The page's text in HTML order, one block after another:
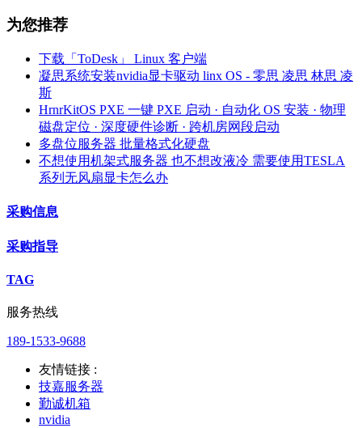
为您推荐
下载「ToDesk」 Linux 客户端
凝思系统安装nvidia显卡驱动 linx OS - 零思 凌思 林思 凌
斯
HrnrKitOS PXE 一键 PXE 启动 · 自动化 OS 安装 · 物理
磁盘定位 · 深度硬件诊断 · 跨机房网段启动
多盘位服务器 批量格式化硬盘
不想使用机架式服务器 也不想改液冷 需要使用TESLA
系列无风扇显卡怎么办
采购信息
采购指导
TAG
服务热线
189-1533-9688
友情链接 :
技嘉服务器
勤诚机箱
nvidia